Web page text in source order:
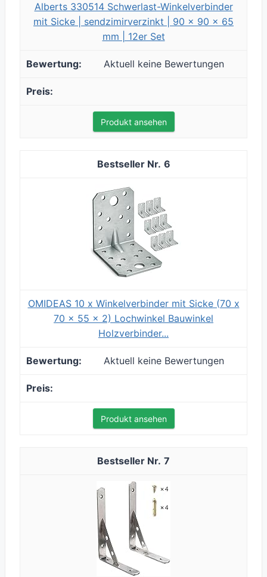
Alberts 330514 Schwerlast-Winkelverbinder
mit Sicke | sendzimirverzinkt | 90 x 90 x 65
mm | 12er Set
Aktuell keine Bewertungen
Produkt ansehen
6
OMIDEAS 10 x Winkelverbinder mit Sicke (70 x
70 x 55 x 2) Lochwinkel Bauwinkel
Holzverbinder...
Aktuell keine Bewertungen
Produkt ansehen
7